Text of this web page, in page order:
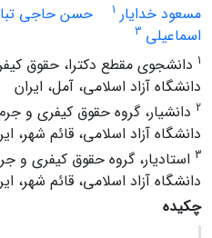
مسعود خدایار 1 حسن حاجی
اسماعیلی 3
1 دانشجوی مقطع دکترا، حقوق
دانشگاه آزاد اسلامی، آمل، ایران
2 دانشیار، گروه حقوق کیفری و
دانشگاه آزاد اسلامی، قائم شهر،
3 استادیار، گروه حقوق کیفری و
دانشگاه آزاد اسلامی، قائم شهر،
چکیده